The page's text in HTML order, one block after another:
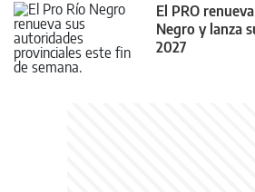
El PRO
Negro y lanza
2027